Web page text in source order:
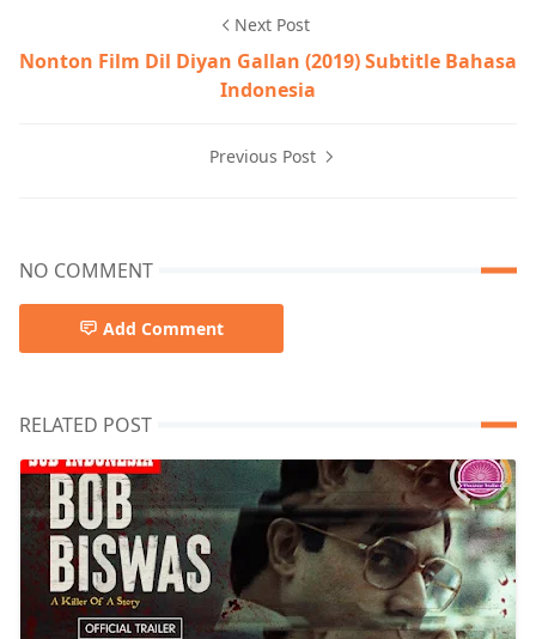
Next Post
Nonton Film Dil Diyan Gallan (2019) Subtitle Bahasa
Indonesia
Previous Post
NO COMMENT
Add Comment
RELATED POST